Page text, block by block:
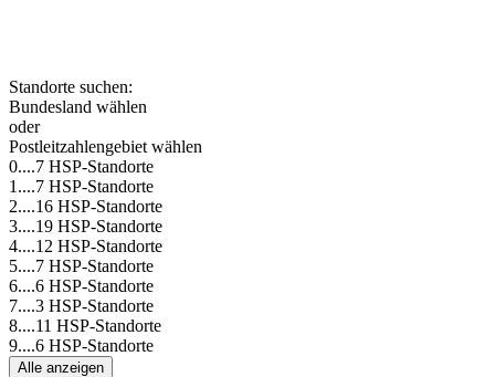
Standorte suchen:
Bundesland wählen
oder
Postleitzahlengebiet wählen
0....7 HSP-Standorte
1....7 HSP-Standorte
2....16 HSP-Standorte
3....19 HSP-Standorte
4....12 HSP-Standorte
5....7 HSP-Standorte
6....6 HSP-Standorte
7....3 HSP-Standorte
8....11 HSP-Standorte
9....6 HSP-Standorte
Alle anzeigen